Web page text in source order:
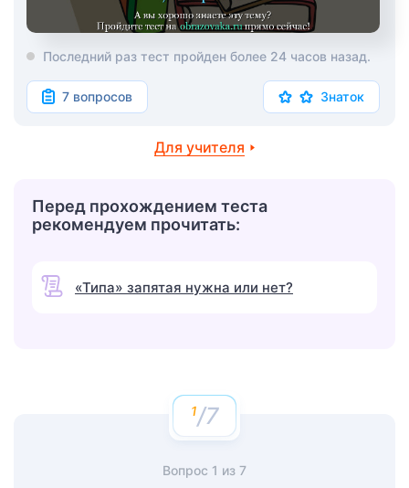
Последний раз тест пройден более 24 часов назад.
7 вопросов Знаток
Для учителя
Перед прохождением теста
рекомендуем прочитать:
«Типа» запятая нужна или нет?
/7
Вопрос 1 из 7